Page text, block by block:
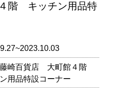
階 キッチン用品特
崎百貨店 大町館４階
用品特設コーナー